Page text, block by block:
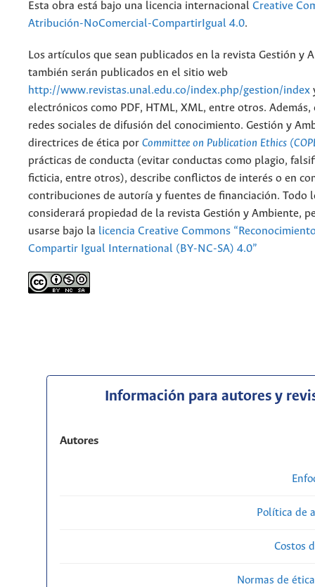
Esta obra está bajo una licencia internacional Creative
Atribución-NoComercial-CompartirIgual 4.0.
Los artículos que sean publicados en la revista Gestión y
también serán publicados en el sitio web
http://www.revistas.unal.edu.co/index.php/gestion/index
electrónicos como PDF, HTML, XML, entre otros.
redes sociales de difusión del conocimiento. Gestión y
directrices de ética por Committee on Publication Ethics
prácticas de conducta (evitar conductas como plagio,
ficticia, entre otros), describe conflictos de interés o en
contribuciones de autoría y fuentes de financiación. Todo
considerará propiedad de la revista Gestión y Ambiente,
usarse bajo la licencia Creative Commons
Compartir Igual International (BY-NC-SA) 4.0”
Información para autores y
Autores
Política de
Costos
Normas de